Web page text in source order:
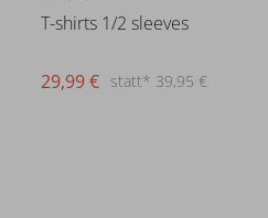
T-shirts 1/2 sleeves
statt* 39,95 €
29,99 €